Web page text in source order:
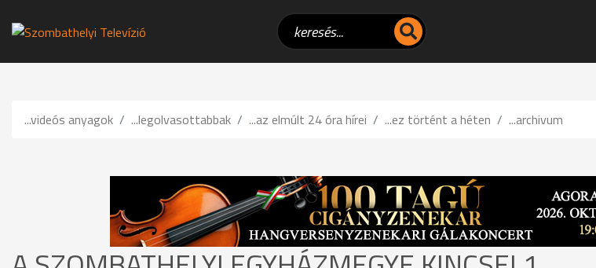
...videós anyagok ...legolvasottabbak ...az elmúlt 24 óra hírei ...ez történt a héten ...archivum